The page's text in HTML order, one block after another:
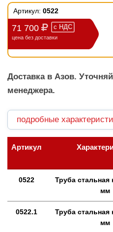
Артикул: 0522
71 700 с НДС
цена без доставки
Доставка в Азов.
менеджера.
подробные
Артикул
0522
Труба стальная
мм
0522.1
Труба стальная
мм